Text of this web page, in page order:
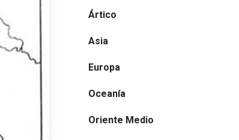
Ártico
Asia
Europa
Oceanía
Oriente Medio